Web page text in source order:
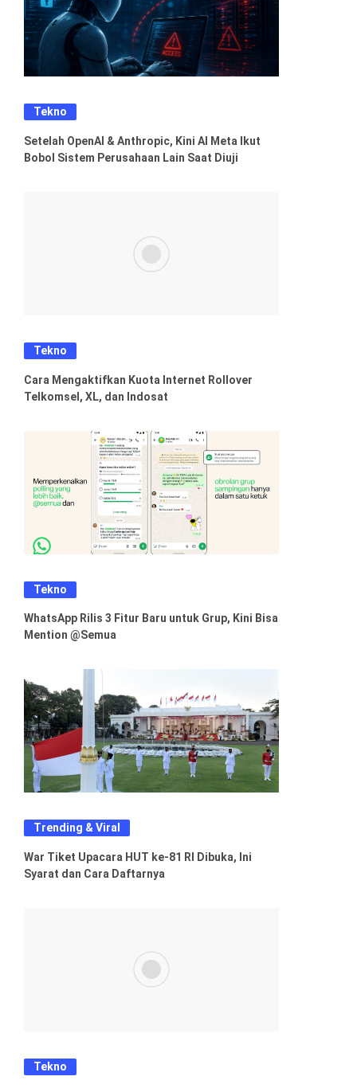
Tekno
Setelah OpenAI & Anthropic, Kini AI Meta Ikut
Bobol Sistem Perusahaan Lain Saat Diuji
Tekno
Cara Mengaktifkan Kuota Internet Rollover
Telkomsel, XL, dan Indosat
Tekno
WhatsApp Rilis 3 Fitur Baru untuk Grup, Kini Bisa
Mention @Semua
Trending & Viral
War Tiket Upacara HUT ke-81 RI Dibuka, Ini
Syarat dan Cara Daftarnya
Tekno